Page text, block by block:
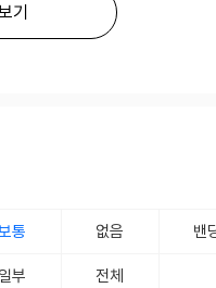
기
통 없음 밴
일부 전체